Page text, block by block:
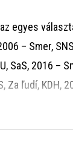
egyes
– Smer, SNS,
SaS, 2016 –
Za ľudí, KDH,
nem